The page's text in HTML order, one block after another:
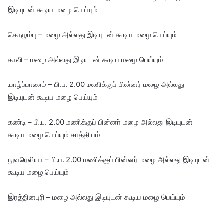
இடியுடன் கூடிய மழை பெய்யும்
கொழும்பு – மழை அல்லது இடியுடன் கூடிய மழை பெய்யும்
காலி – மழை அல்லது இடியுடன் கூடிய மழை பெய்யும்
யாழ்ப்பாணம் – பி.ப. 2.00 மணிக்குப் பின்னர் மழை அல்லது
இடியுடன் கூடிய மழை பெய்யும்
கண்டி – பி.ப. 2.00 மணிக்குப் பின்னர் மழை அல்லது இடியுடன்
கூடிய மழை பெய்யும் சாத்தியம்
நுவரெலியா – பி.ப. 2.00 மணிக்குப் பின்னர் மழை அல்லது இடியுடன்
கூடிய மழை பெய்யும்
இரத்தினபுரி – மழை அல்லது இடியுடன் கூடிய மழை பெய்யும்